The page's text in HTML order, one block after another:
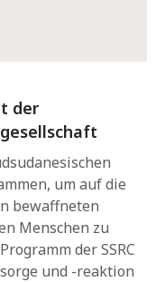
der
um auf die
bewaffneten
Menschen zu
der SSRC
und -reaktion